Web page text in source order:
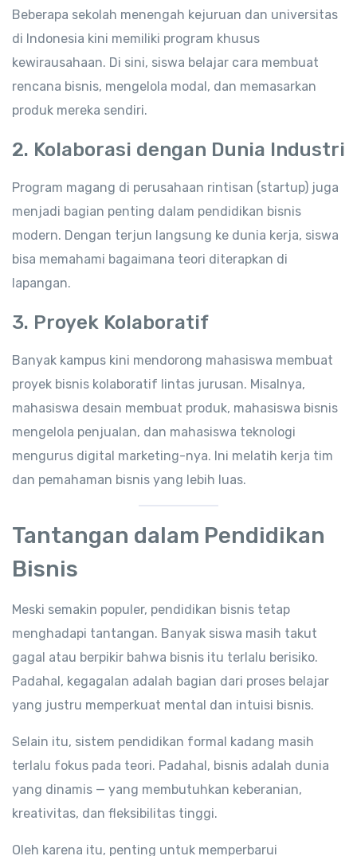
Beberapa sekolah menengah kejuruan dan universitas
di Indonesia kini memiliki program khusus
kewirausahaan. Di sini, siswa belajar cara membuat
rencana bisnis, mengelola modal, dan memasarkan
produk mereka sendiri.
2. Kolaborasi dengan Dunia Industri
Program magang di perusahaan rintisan (startup) juga
menjadi bagian penting dalam pendidikan bisnis
modern. Dengan terjun langsung ke dunia kerja, siswa
bisa memahami bagaimana teori diterapkan di
lapangan.
3. Proyek Kolaboratif
Banyak kampus kini mendorong mahasiswa membuat
proyek bisnis kolaboratif lintas jurusan. Misalnya,
mahasiswa desain membuat produk, mahasiswa bisnis
mengelola penjualan, dan mahasiswa teknologi
mengurus digital marketing-nya. Ini melatih kerja tim
dan pemahaman bisnis yang lebih luas.
Tantangan dalam Pendidikan
Bisnis
Meski semakin populer, pendidikan bisnis tetap
menghadapi tantangan. Banyak siswa masih takut
gagal atau berpikir bahwa bisnis itu terlalu berisiko.
Padahal, kegagalan adalah bagian dari proses belajar
yang justru memperkuat mental dan intuisi bisnis.
Selain itu, sistem pendidikan formal kadang masih
terlalu fokus pada teori. Padahal, bisnis adalah dunia
yang dinamis — yang membutuhkan keberanian,
kreativitas, dan fleksibilitas tinggi.
Oleh karena itu, penting untuk memperbarui